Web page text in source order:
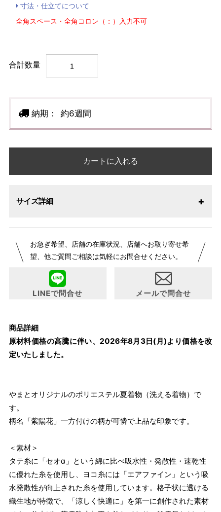
寸法・仕立てについて
全角スペース・全角コロン（：）入力不可
合計数量
納期： 約6週間
カートに入れる
サイズ詳細
が変更になりました。パターンオーダーは、お客様のお声か
らよりお召しになりやすい寸法に変更いたしました。変更点
について詳細をお知りになりたい方はお問い合わせくださ
お急ぎ希望、店舗の在庫状況、店舗へお取り寄せ希
望、他ご質問ご相談は気軽にお問合せください。
LINEで問合せ メールで問合せ
商品詳細
原材料価格の高騰に伴い、2026年8月3日(月)より価格を改
定いたしました。
やまとオリジナルのポリエステル夏着物（洗える着物）で
す。
柄名「紫陽花」一方付けの柄が可憐で上品な印象です。
＜素材＞
タテ糸に「セオα」という綿に比べ吸水性・発散性・速乾性
に優れた糸を使用し、ヨコ糸には「エアファイン」という吸
水発散性が向上された糸を使用しています。格子状に透ける
織生地が特徴で、「涼しく快適に」を第一に創作された素材